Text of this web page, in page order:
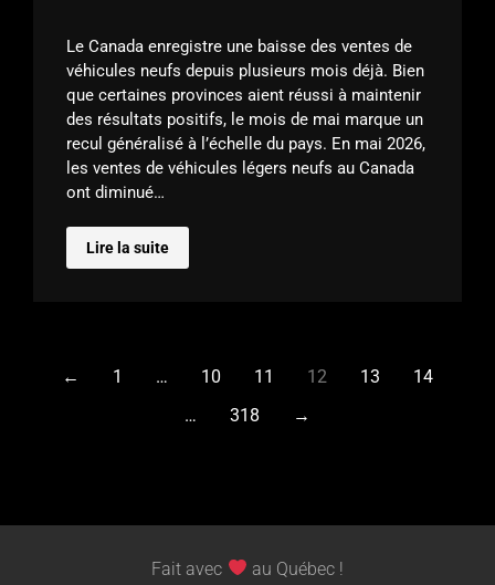
Le Canada enregistre une baisse des ventes de
véhicules neufs depuis plusieurs mois déjà. Bien
que certaines provinces aient réussi à maintenir
des résultats positifs, le mois de mai marque un
recul généralisé à l’échelle du pays. En mai 2026,
les ventes de véhicules légers neufs au Canada
ont diminué…
Lire la suite
← 1 … 10 11 12 13
14
…
318 →
Fait avec au Québec !